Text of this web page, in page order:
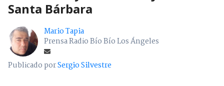
Santa Bárbara
Mario Tapia
Prensa Radio Bío Bío Los Ángeles
Publicado porSergio Silvestre